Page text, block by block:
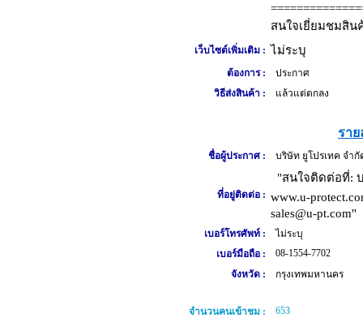
สนใจเยี่ยมชมสิ
เว็บไซต์เพิ่มเติม : ไม่ระบุ
ต้องการ :
ประกาศ
วิธีส่งสินค้า :
แล้วแต่ตกลง
ราย
ชื่อผู้ประกาศ : บริษัท ยูโปรเทค จำกั
ที่อยู่ติดต่อ :
"สนใจติดต่อที่: บ
www.u-
sales@u-pt.com"
เบอร์โทรศัพท์ :
ไม่ระบุ
เบอร์มือถือ :
08-1554-7702
จังหวัด :
กรุงเทพมหานคร
จำนวนคนเข้าชม : 653